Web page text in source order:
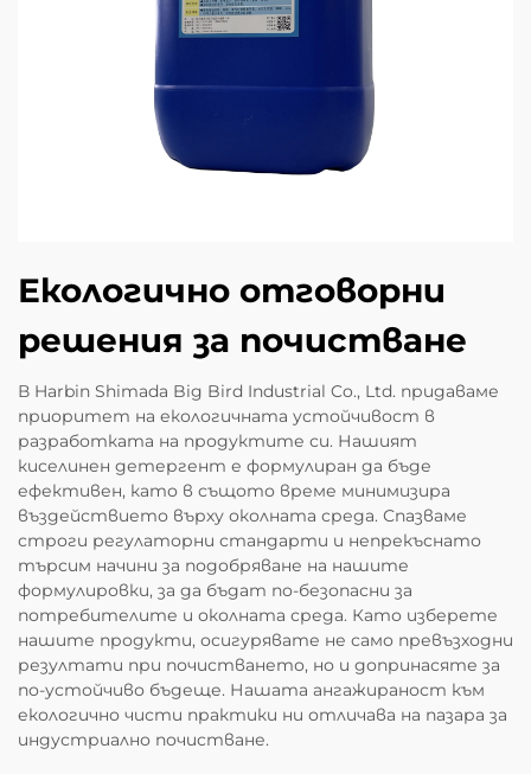
Екологично отговорни
решения за почистване
В Harbin Shimada Big Bird Industrial Co., Ltd. придаваме
приоритет на екологичната устойчивост в
разработката на продуктите си. Нашият
киселинен детергент е формулиран да бъде
ефективен, като в същото време минимизира
въздействието върху околната среда. Спазваме
строги регулаторни стандарти и непрекъснато
търсим начини за подобряване на нашите
формулировки, за да бъдат по-безопасни за
потребителите и околната среда. Като изберете
нашите продукти, осигурявате не само превъзходни
резултати при почистването, но и допринасяте за
по-устойчиво бъдеще. Нашата ангажираност към
екологично чисти практики ни отличава на пазара за
индустриално почистване.